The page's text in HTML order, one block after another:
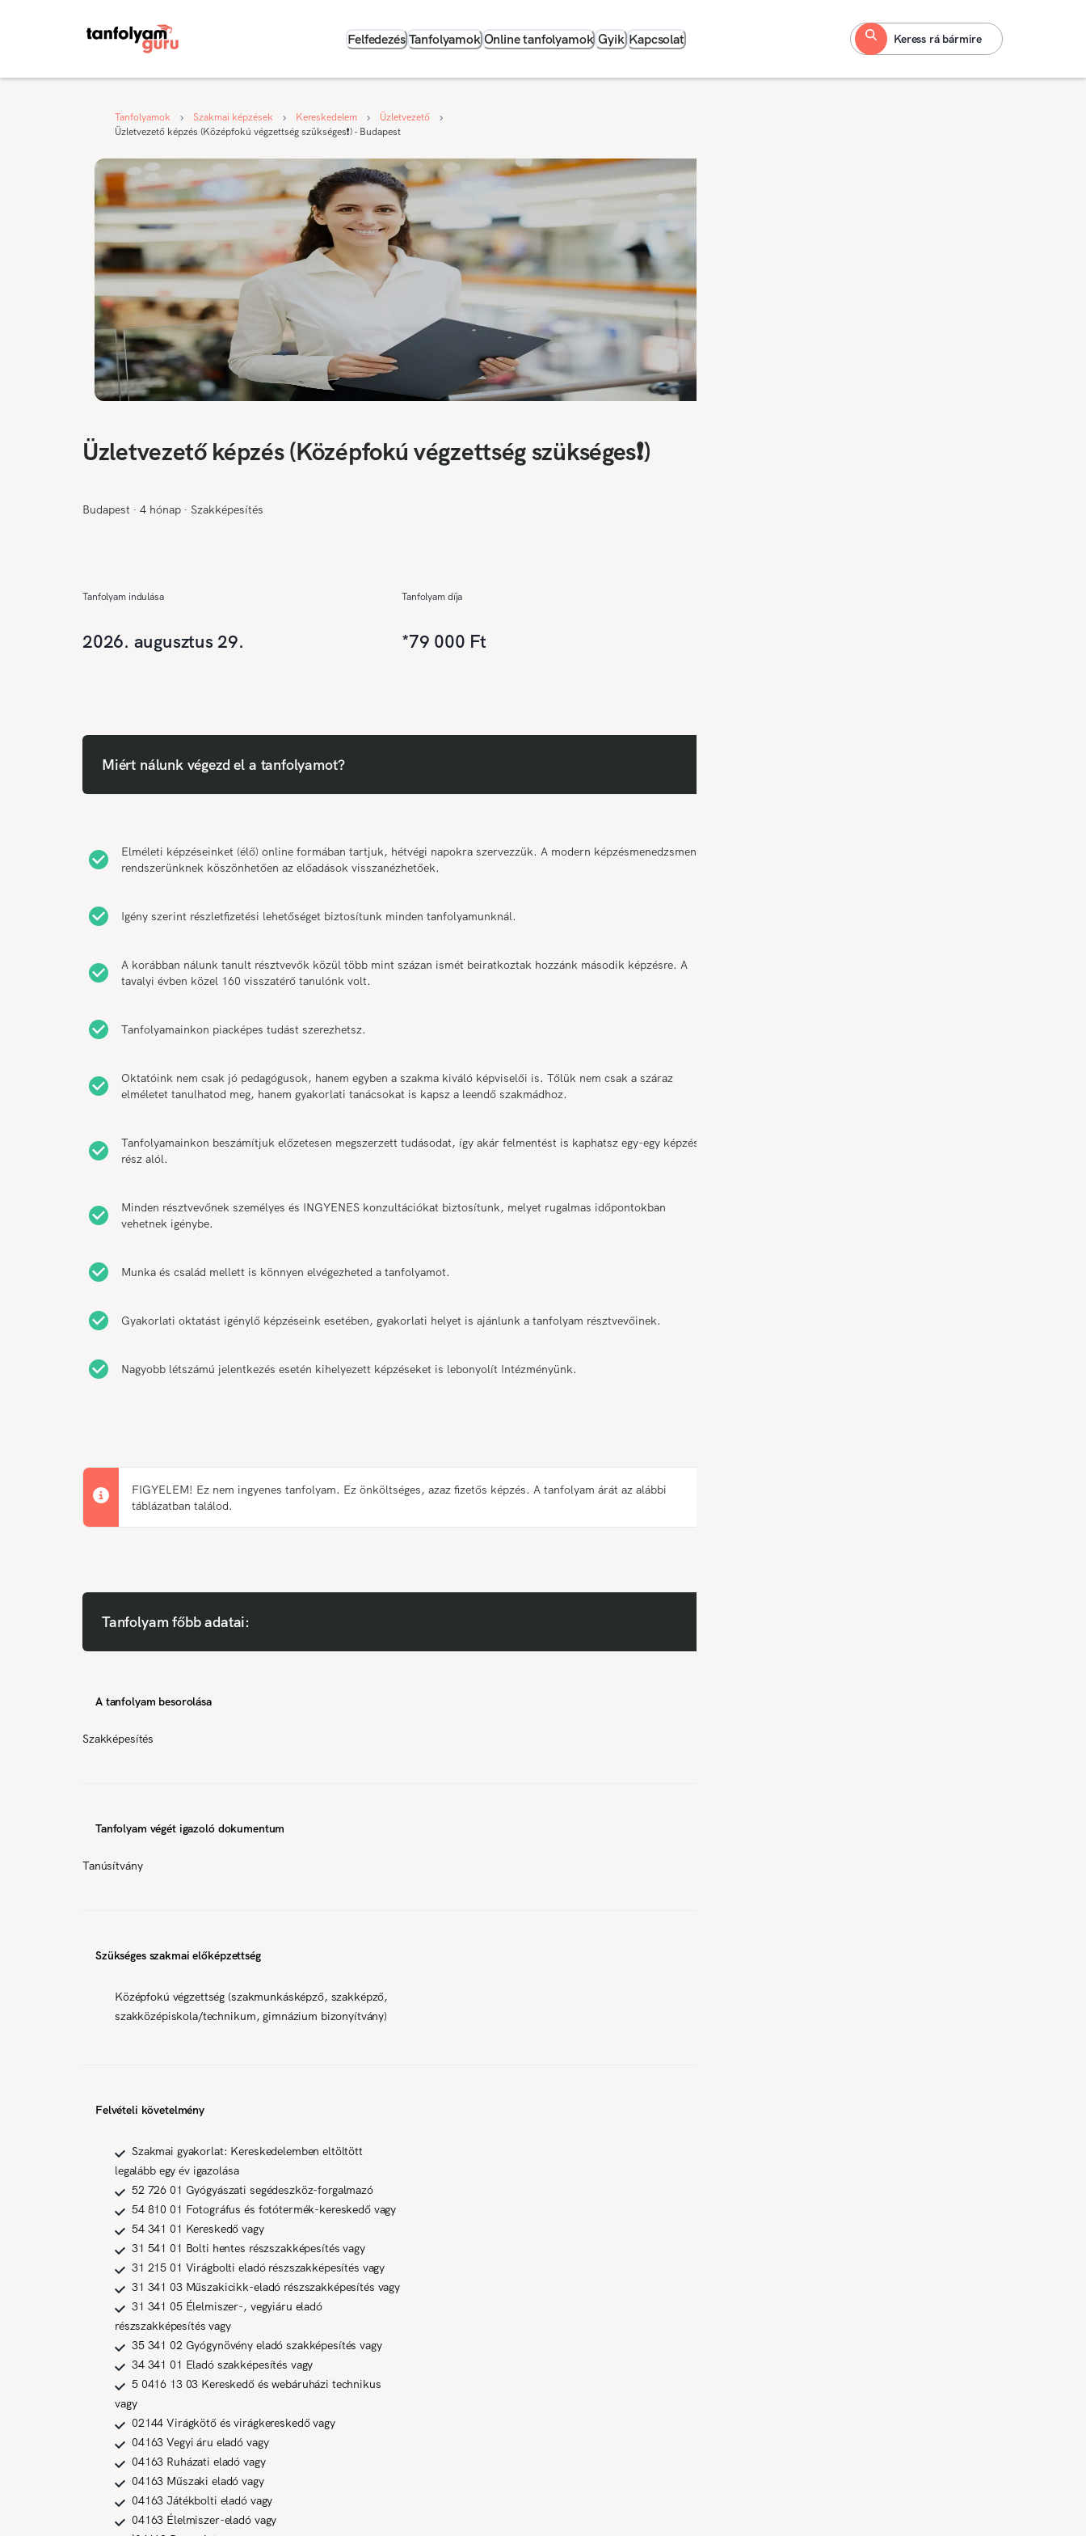
Felfedezés Tanfolyamok Online tanfolyamok Gyik Kapcsolat Keress rá bármire
Tanfolyamok Szakmai képzések Kereskedelem
Üzletvezető
Üzletvezető képzés (Középfokú végzettség szükséges❗) - Budapest
Üzletvezető képzés (Középfokú végzettség szükséges❗)
Budapest ∙ 4 hónap ∙ Szakképesítés
Tanfolyam indulása
2026. augusztus 29.
Tanfolyam díja
*79 000 Ft
Miért nálunk végezd el a tanfolyamot?
Elméleti képzéseinket (élő) online formában tartjuk, hétvégi napokra szervezzük. A modern képzésmenedzsment
rendszerünknek köszönhetően az előadások visszanézhetőek.
Igény szerint részletfizetési lehetőséget biztosítunk minden tanfolyamunknál.
A korábban nálunk tanult résztvevők közül több mint százan ismét beiratkoztak hozzánk második képzésre. A
tavalyi évben közel 160 visszatérő tanulónk volt.
Tanfolyamainkon piacképes tudást szerezhetsz.
Oktatóink nem csak jó pedagógusok, hanem egyben a szakma kiváló képviselői is. Tőlük nem csak a száraz
elméletet tanulhatod meg, hanem gyakorlati tanácsokat is kapsz a leendő szakmádhoz.
Tanfolyamainkon beszámítjuk előzetesen megszerzett tudásodat, így akár felmentést is kaphatsz egy-egy képzési
rész alól.
Minden résztvevőnek személyes és INGYENES konzultációkat biztosítunk, melyet rugalmas időpontokban
vehetnek igénybe.
Munka és család mellett is könnyen elvégezheted a tanfolyamot.
Gyakorlati oktatást igénylő képzéseink esetében, gyakorlati helyet is ajánlunk a tanfolyam résztvevőinek.
Nagyobb létszámú jelentkezés esetén kihelyezett képzéseket is lebonyolít Intézményünk.
FIGYELEM! Ez nem ingyenes tanfolyam. Ez önköltséges, azaz fizetős képzés. A tanfolyam árát az alábbi
táblázatban találod.
Tanfolyam főbb adatai:
A tanfolyam besorolása
Szakképesítés
Tanfolyam végét igazoló dokumentum
Tanúsítvány
Szükséges szakmai előképzettség
Középfokú végzettség (szakmunkásképző, szakképző,
szakközépiskola/technikum, gimnázium bizonyítvány)
Felvételi követelmény
Szakmai gyakorlat: Kereskedelemben eltöltött
legalább egy év igazolása
52 726 01 Gyógyászati segédeszköz-forgalmazó
54 810 01 Fotográfus és fotótermék-kereskedő vagy
54 341 01 Kereskedő vagy
31 541 01 Bolti hentes részszakképesítés vagy
31 215 01 Virágbolti eladó részszakképesítés vagy
31 341 03 Műszakicikk-eladó részszakképesítés vagy
31 341 05 Élelmiszer-, vegyiáru eladó
részszakképesítés vagy
35 341 02 Gyógynövény eladó szakképesítés vagy
34 341 01 Eladó szakképesítés vagy
5 0416 13 03 Kereskedő és webáruházi technikus
vagy
02144 Virágkötő és virágkereskedő vagy
04163 Vegyi áru eladó vagy
04163 Ruházati eladó vagy
04163 Műszaki eladó vagy
04163 Játékbolti eladó vagy
04163 Élelmiszer-eladó vagy